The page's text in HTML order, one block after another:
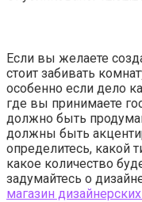
Если вы желаете
стоит забивать
особенно если дело
где вы принимаете
должно быть
должны быть
определитесь, какой
какое количество
задумайтесь о
магазин